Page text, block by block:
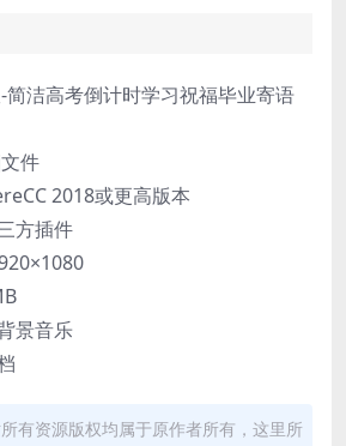
简洁高考倒计时学习祝福毕业寄语
件
2018或更高版本
方插件
景音乐
有资源版权均属于原作者所有，这里所